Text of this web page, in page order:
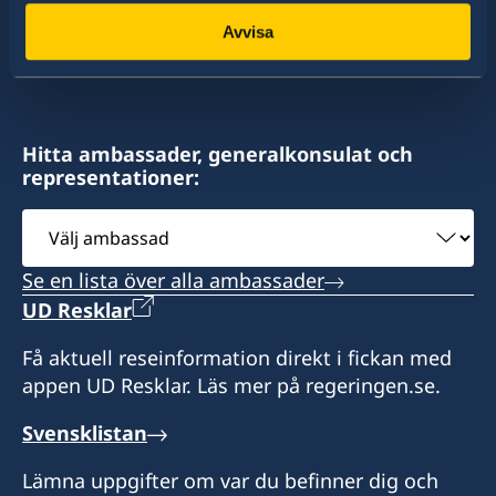
Avvisa
Norzin Lam
Bhutan
Öppettider
måndag-fredag 09.00-17.00
Tel: +975 2 33 6611
Honorärkonsul
Mrs Phub Zam
konsulat. Sveriges utrikesrepresentation består
av drygt 100 utlandsmyndigheter.
Hitta ambassader, generalkonsulat och
representationer:
Välj
ambassad
Se en lista över alla ambassader
UD Resklar
Få aktuell reseinformation direkt i fickan med
appen UD Resklar. Läs mer på regeringen.se.
Svensklistan
Lämna uppgifter om var du befinner dig och